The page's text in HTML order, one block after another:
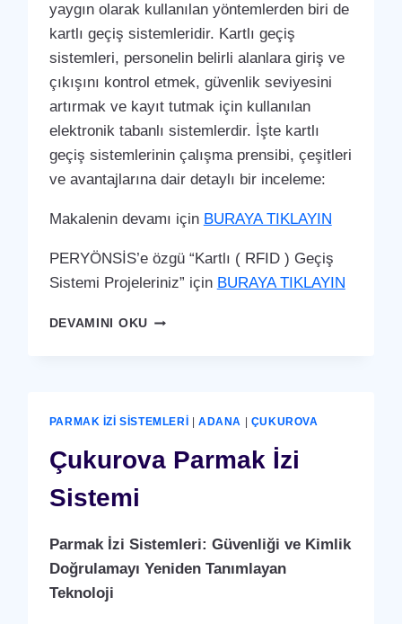
yaygın olarak kullanılan yöntemlerden biri de
kartlı geçiş sistemleridir. Kartlı geçiş
sistemleri, personelin belirli alanlara giriş ve
çıkışını kontrol etmek, güvenlik seviyesini
artırmak ve kayıt tutmak için kullanılan
elektronik tabanlı sistemlerdir. İşte kartlı
geçiş sistemlerinin çalışma prensibi, çeşitleri
ve avantajlarına dair detaylı bir inceleme:
Makalenin devamı için BURAYA TIKLAYIN
PERYÖNSİS’e özgü “Kartlı ( RFID ) Geçiş
Sistemi Projeleriniz” için BURAYA TIKLAYIN
DEVAMINI OKUÇUKUROVA
GEÇIŞ
SISTEMI
PARMAK İZI SISTEMLERI |ADANA ÇUKUROVA
Çukurova Parmak İzi
Sistemi
Parmak İzi Sistemleri: Güvenliği ve Kimlik
Doğrulamayı Yeniden Tanımlayan
Teknoloji